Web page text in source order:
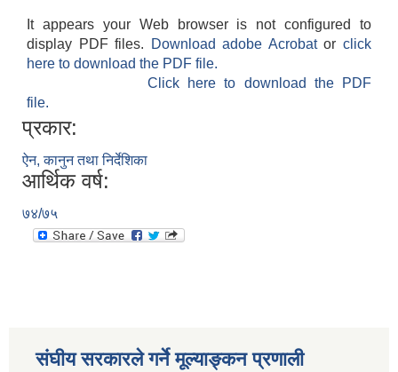
It appears your Web browser is not configured to
display PDF files.
Download adobe Acrobatorclick
here to download the PDF file.
Click here to download the PDF
file.
प्रकार:
ऐन, कानुन तथा निर्देशिका
आर्थिक वर्ष:
७४/७५
संघीय सरकारले गर्ने मूल्याङ्कन प्रणाली